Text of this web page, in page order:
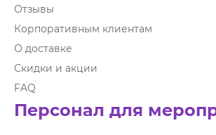
Отзывы
Корпоративным клиентам
О доставке
Скидки и акции
FAQ
Персонал для